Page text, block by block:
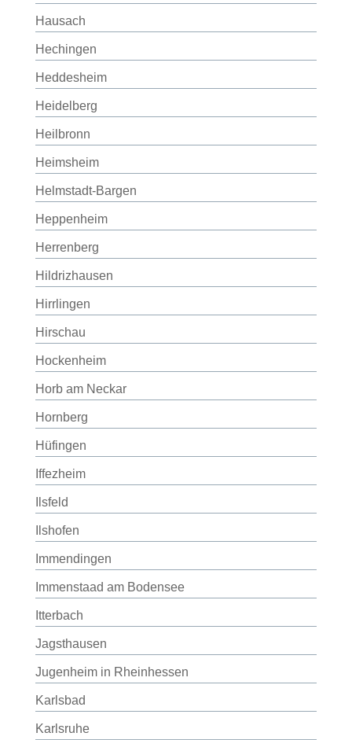
Hausach
Hechingen
Heddesheim
Heidelberg
Heilbronn
Heimsheim
Helmstadt-Bargen
Heppenheim
Herrenberg
Hildrizhausen
Hirrlingen
Hirschau
Hockenheim
Horb am Neckar
Hornberg
Hüfingen
Iffezheim
Ilsfeld
Ilshofen
Immendingen
Immenstaad am Bodensee
Itterbach
Jagsthausen
Jugenheim in Rheinhessen
Karlsbad
Karlsruhe